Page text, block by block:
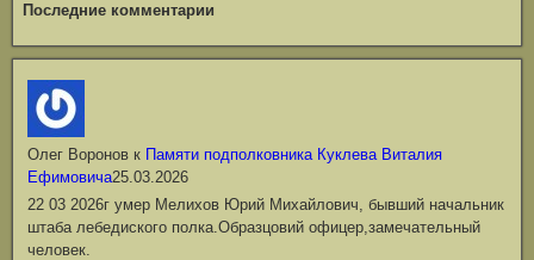
Последние комментарии
Олег Воронов к Памяти подполковника Куклева Виталия
Ефимовича25.03.2026
22 03 2026г умер Мелихов Юрий Михайлович, бывший начальник
штаба лебедиского полка.Образцовий офицер,замечательный
человек.